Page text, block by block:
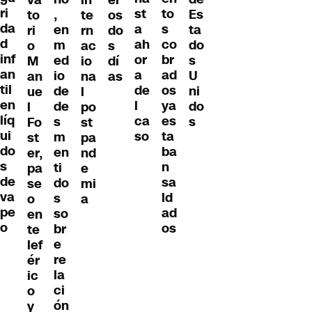
ri
da
d
inf
an
til
en
líq
ui
do
s
de
va
pe
o
to
ri
o
M
an
ue
l
Fo
st
er,
pa
se
o
en
te
lef
ér
ic
o
y
,
en
m
ed
io
de
de
s
m
en
ti
do
s
so
br
e
re
la
ci
ón
te
rn
ac
io
na
l
po
st
pa
nd
e
mi
a
os
do
s
dí
as
st
a
ah
or
a
de
l
ca
so
to
s
co
br
ad
os
ya
es
ta
ba
n
sa
ld
ad
os
Es
ta
do
s
U
ni
do
s